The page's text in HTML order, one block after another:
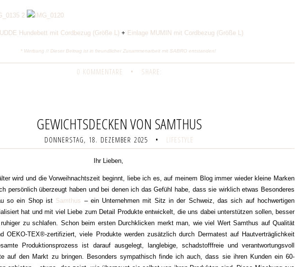
Hundebett mit Cordbezug (Größe L) + Einlage MUMIN mit Cordbezug (Größe L)
* Werbung // Dieser Beitrag ist in freundlicher Zusammenarbeit mit SABRO entstanden!
0 KOMMENTARE • SHARE:
GEWICHTSDECKEN VON SAMTHUS
DONNERSTAG, 18. DEZEMBER 2025 • LIFESTYLE
Ihr Lieben,
wird und die Vorweihnachtszeit beginnt, liebe ich es, auf meinem Blog immer wieder kleine Marken
persönlich überzeugt haben und bei denen ich das Gefühl habe, dass sie wirklich etwas Besonderes
so ein Shop ist Samthus – ein Unternehmen mit Sitz in der Schweiz, das sich auf hochwertigen
hat und mit viel Liebe zum Detail Produkte entwickelt, die uns dabei unterstützen sollen, besser
zu schlafen. Schon beim ersten Durchklicken merkt man, wie viel Wert Samthus auf Qualität
OEKO-TEX®-zertifiziert, viele Produkte werden zusätzlich durch Dermatest auf Hautverträglichkeit
Produktionsprozess ist darauf ausgelegt, langlebige, schadstofffreie und verantwortungsvoll
auf den Markt zu bringen. Besonders sympathisch finde ich auch, dass sie ihren Kunden ein 60-